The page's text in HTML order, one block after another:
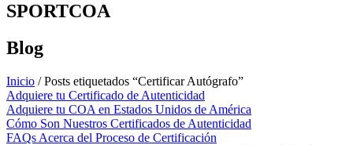
SPORTCOA
Blog
Inicio / Posts etiquetados “Certificar Autógrafo”
Adquiere tu Certificado de Autenticidad
Adquiere tu COA en Estados Unidos de América
Cómo Son Nuestros Certificados de Autenticidad
FAQs Acerca del Proceso de Certificación